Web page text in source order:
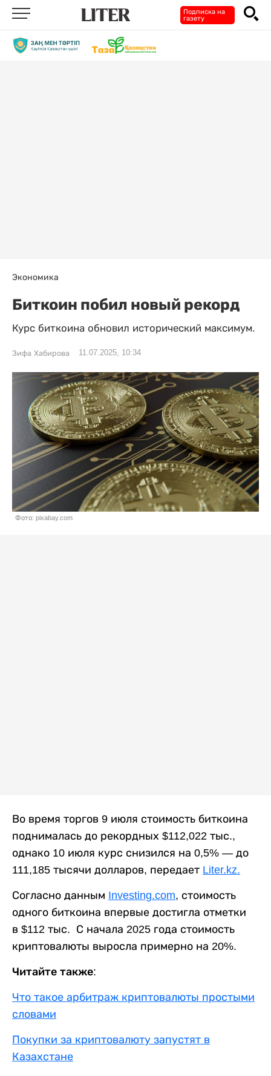
Подписка на
газету
Экономика
Биткоин побил новый рекорд
Курс биткоина обновил исторический максимум.
Зифа Хабирова 11.07.2025, 10:34
Фото: pixabay.com
Во время торгов 9 июля стоимость биткоина
поднималась до рекордных $112,022 тыс.,
однако 10 июля курс снизился на 0,5% — до
111,185 тысячи долларов, передает Liter.kz.
Согласно данным Investing.com, стоимость
одного биткоина впервые достигла отметки
в $112 тыс. С начала 2025 года стоимость
криптовалюты выросла примерно на 20%.
Читайте также:
Что такое арбитраж криптовалюты простыми
словами
Покупки за криптовалюту запустят в
Казахстане